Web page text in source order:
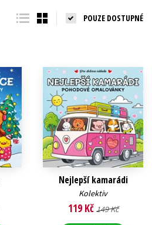
POUZE DOSTUPNÉ
Nejlepší kamarádi
Kolektiv
119 Kč 149 Kč